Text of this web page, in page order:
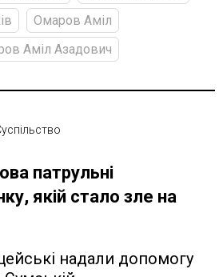
Омаров Аміл
Аміл Азадович
патрульні
якій стало зле на
надали допомогу